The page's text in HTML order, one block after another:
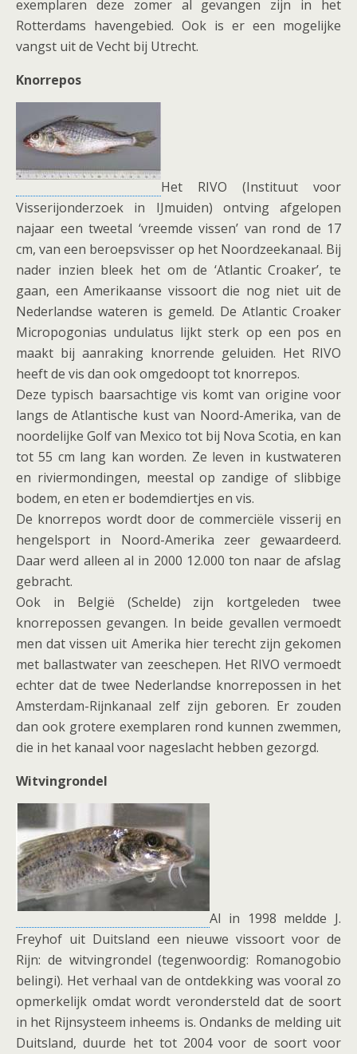
exemplaren deze zomer al gevangen zijn in het
Rotterdams havengebied. Ook is er een mogelijke
vangst uit de Vecht bij Utrecht.
Knorrepos
Het RIVO (Instituut voor
Visserijonderzoek in IJmuiden) ontving afgelopen
najaar een tweetal ‘vreemde vissen’ van rond de 17
cm, van een beroepsvisser op het Noordzeekanaal. Bij
nader inzien bleek het om de ‘Atlantic Croaker’, te
gaan, een Amerikaanse vissoort die nog niet uit de
Nederlandse wateren is gemeld. De Atlantic Croaker
Micropogonias undulatus lijkt sterk op een pos en
maakt bij aanraking knorrende geluiden. Het RIVO
heeft de vis dan ook omgedoopt tot knorrepos.
Deze typisch baarsachtige vis komt van origine voor
langs de Atlantische kust van Noord-Amerika, van de
noordelijke Golf van Mexico tot bij Nova Scotia, en kan
tot 55 cm lang kan worden. Ze leven in kustwateren
en riviermondingen, meestal op zandige of slibbige
bodem, en eten er bodemdiertjes en vis.
De knorrepos wordt door de commerciële visserij en
hengelsport in Noord-Amerika zeer gewaardeerd.
Daar werd alleen al in 2000 12.000 ton naar de afslag
gebracht.
Ook in België (Schelde) zijn kortgeleden twee
knorrepossen gevangen. In beide gevallen vermoedt
men dat vissen uit Amerika hier terecht zijn gekomen
met ballastwater van zeeschepen. Het RIVO vermoedt
echter dat de twee Nederlandse knorrepossen in het
Amsterdam-Rijnkanaal zelf zijn geboren. Er zouden
dan ook grotere exemplaren rond kunnen zwemmen,
die in het kanaal voor nageslacht hebben gezorgd.
Witvingrondel
Al in 1998 meldde J.
Freyhof uit Duitsland een nieuwe vissoort voor de
Rijn: de witvingrondel (tegenwoordig: Romanogobio
belingi). Het verhaal van de ontdekking was vooral zo
opmerkelijk omdat wordt verondersteld dat de soort
in het Rijnsysteem inheems is. Ondanks de melding uit
Duitsland, duurde het tot 2004 voor de soort voor